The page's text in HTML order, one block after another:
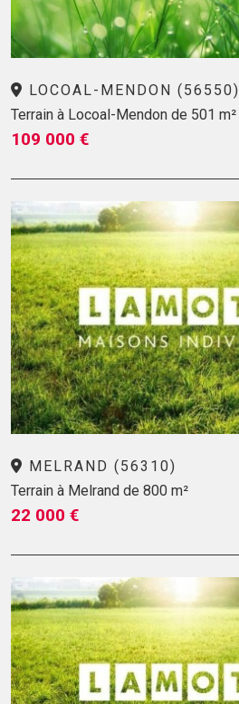
LOCOAL-MENDON (56550)
Terrain à Locoal-Mendon de 501 m²
109 000 €
MELRAND (56310)
Terrain à Melrand de 800 m²
22 000 €